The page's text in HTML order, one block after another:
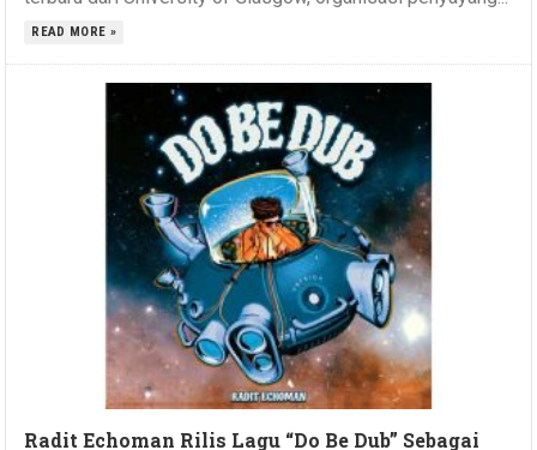
READ MORE »
Radit Echoman Rilis Lagu “Do Be Dub” Sebagai